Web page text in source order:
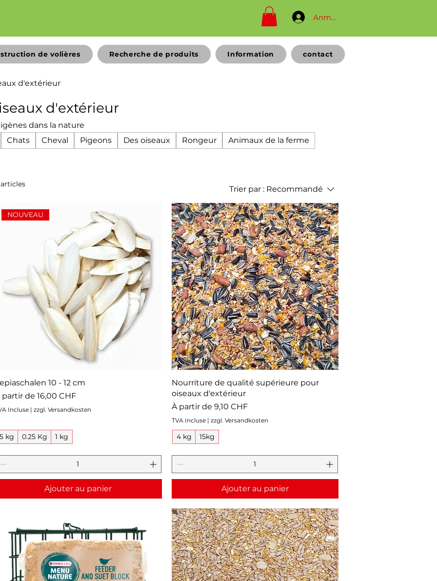
Anmelden
de volières Recherche de produits Information contact
d'extérieur
d'extérieur
dans la nature
Chats Cheval Pigeons Des oiseaux Rongeur Animaux de la ferme
Trier par : Recommandé
NOUVEAU
10 - 12 cm
partir de16,00 CHF
promotionnel
Incluse |zzgl. Versandkosten
5 kg 0.25 Kg 1 kg
Ajouter au panier
Nourriture de qualité supérieure pour
oiseaux d'extérieur
À partir de 9,10 CHF
Prix promotionnel
TVA Incluse| zzgl. Versandkosten
4 kg 15kg
Ajouter au panier